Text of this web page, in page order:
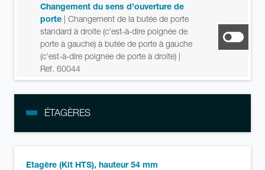
Changement du sens d’ouverture de
porte | Changement de la butée de porte
standard à droite (c'est-à-dire poignée de
porte à gauche) à butée de porte à gauche
(c'est-à-dire poignée de porte à droite) |
Réf. 60044
ÉTAGÈRES
Etagère (Kit HTS), hauteur 54 mm